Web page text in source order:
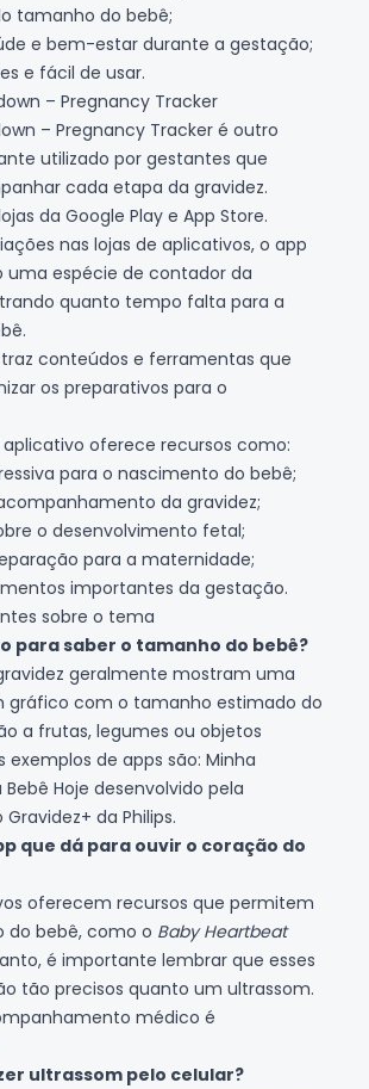
tamanho do bebê;
e bem-estar durante a gestação;
e fácil de usar.
– Pregnancy Tracker
– Pregnancy Tracker é outro
utilizado por gestantes que
cada etapa da gravidez.
da Google Play e App Store.
nas lojas de aplicativos, o app
espécie de contador da
quanto tempo falta para a
traz conteúdos e ferramentas que
os preparativos para o
aplicativo oferece recursos como:
para o nascimento do bebê;
da gravidez;
o desenvolvimento fetal;
para a maternidade;
importantes da gestação.
sobre o tema
para saber o tamanho do bebê?
geralmente mostram uma
gráfico com o tamanho estimado do
a frutas, legumes ou objetos
exemplos de apps são: Minha
Bebê Hoje desenvolvido pela
da Philips.
que dá para ouvir o coração do
oferecem recursos que permitem
do bebê, como o Baby Heartbeat
é importante lembrar que esses
tão precisos quanto um ultrassom.
médico é
ultrassom pelo celular?